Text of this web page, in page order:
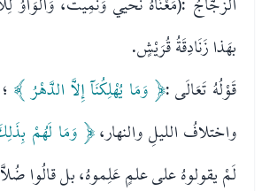
بهَذا زَنَادِقَةُ قُرَيْشٍ.
قَوْلُهُ تَعَالَى :﴿ وَمَا يُهْلِكُنَآ إِلاَّ الدَّهْرُ ﴾
واختلافُ الليلِ والنهار،﴿ وَمَا لَهُمْ
لَمْ يقولوهُ على علمٍ عَلِموهُ، بل قالُوا